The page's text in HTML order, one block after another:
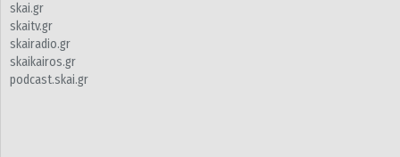
skai.gr
skaitv.gr
skairadio.gr
skaikairos.gr
podcast.skai.gr